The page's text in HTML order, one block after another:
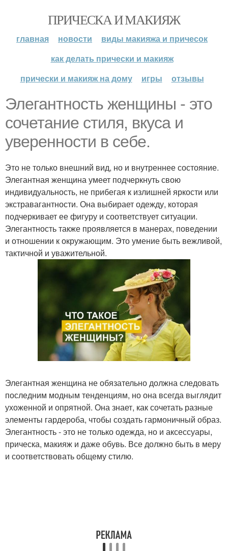
ПРИЧЕСКА И МАКИЯЖ
главная новости
виды макияжа и причесок
как делать прически и макияж
прически и макияж на дому
игры отзывы
Элегантность женщины - это
сочетание стиля, вкуса и
уверенности в себе.
Это не только внешний вид, но и внутреннее состояние.
Элегантная женщина умеет подчеркнуть свою
индивидуальность, не прибегая к излишней яркости или
экстравагантности. Она выбирает одежду, которая
подчеркивает ее фигуру и соответствует ситуации.
Элегантность также проявляется в манерах, поведении
и отношении к окружающим. Это умение быть вежливой,
тактичной и уважительной.
Элегантная женщина не обязательно должна следовать
последним модным тенденциям, но она всегда выглядит
ухоженной и опрятной. Она знает, как сочетать разные
элементы гардероба, чтобы создать гармоничный образ.
Элегантность - это не только одежда, но и аксессуары,
прическа, макияж и даже обувь. Все должно быть в меру
и соответствовать общему стилю.